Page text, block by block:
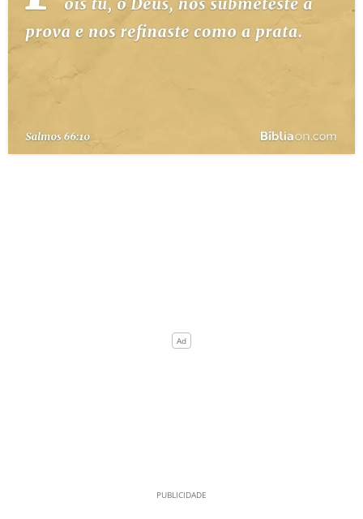
ESTUDOS BÍBLICOS
ESBOÇOS DE PREGAÇÃO
PERGUNTE À BÍBLIA